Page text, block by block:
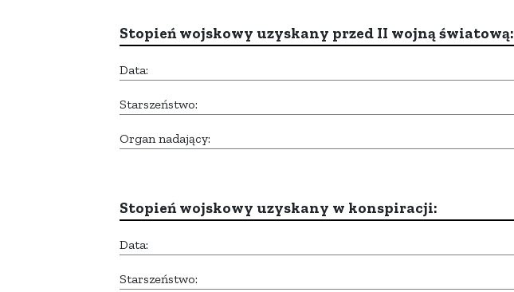
Stopień wojskowy uzyskany przed II wojną światową:
Data:
Starszeństwo:
Organ nadający:
Stopień wojskowy uzyskany w konspiracji:
Data:
Starszeństwo: